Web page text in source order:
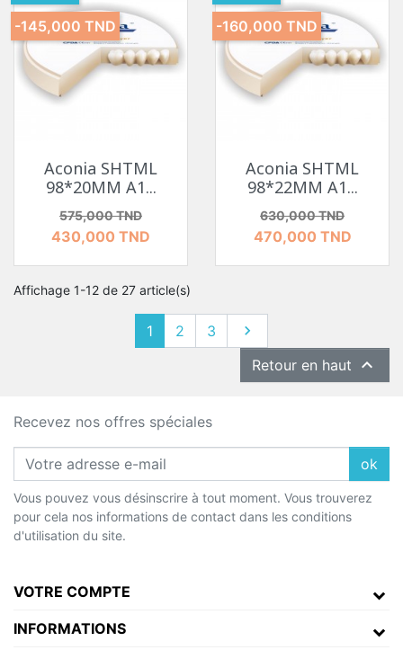
Aconia SHTML
98*20MM A1...
Prix de base
575,000 TNDPrix
430,000 TND
-145,000 TND
Aconia SHTML
98*22MM A1...
Prix de base
630,000 TNDPrix
470,000 TND
-160,000 TND
Affichage 1-12 de 27 article(s)
1 2 3 Suivant

Retour en haut 
Recevez nos offres spéciales
ok
Vous pouvez vous désinscrire à tout moment. Vous trouverez
pour cela nos informations de contact dans les conditions
d'utilisation du site.
VOTRE COMPTE
INFORMATIONS